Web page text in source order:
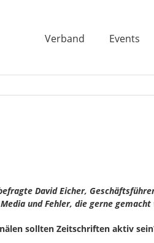
Verband Events
David Eicher,
und Fehler, die gerne gemacht
sollten Zeitschriften aktiv